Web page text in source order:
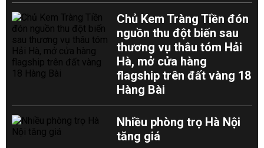
Chủ Kem Tràng Tiền đón
nguồn thu đột biến sau
thương vụ thâu tóm Hải
Hà, mở cửa hàng
flagship trên đất vàng 18
Hàng Bài
Nhiều phòng trọ Hà Nội
tăng giá